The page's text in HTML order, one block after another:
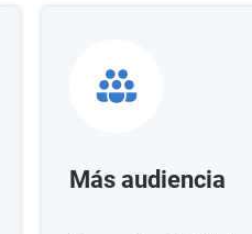
Más audiencia